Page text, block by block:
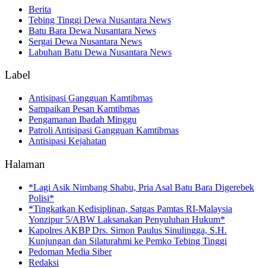
Berita
Tebing Tinggi Dewa Nusantara News
Batu Bara Dewa Nusantara News
Sergai Dewa Nusantara News
Labuhan Batu Dewa Nusantara News
Label
Antisipasi Gangguan Kamtibmas
Sampaikan Pesan Kamtibmas
Pengamanan Ibadah Minggu
Patroli Antisipasi Gangguan Kamtibmas
Antisipasi Kejahatan
Halaman
*Lagi Asik Nimbang Shabu, Pria Asal Batu Bara Digerebek
Polisi*
*Tingkatkan Kedisiplinan, Satgas Pamtas RI-Malaysia
Yonzipur 5/ABW Laksanakan Penyuluhan Hukum*
Kapolres AKBP Drs. Simon Paulus Sinulingga, S.H.
Kunjungan dan Silaturahmi ke Pemko Tebing Tinggi
Pedoman Media Siber
Redaksi